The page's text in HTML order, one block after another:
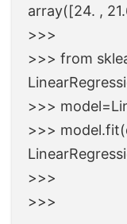
array([24. ,
>>>
>>> from
>>>
>>>
>>>
>>>